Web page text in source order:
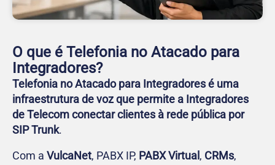
O que é Telefonia no Atacado para
Integradores?
Telefonia no Atacado para Integradores é uma
infraestrutura de voz que permite a Integradores
de Telecom conectar clientes à rede pública por
SIP Trunk.
Com a VulcaNet, PABX IP, PABX Virtual , CRMs,